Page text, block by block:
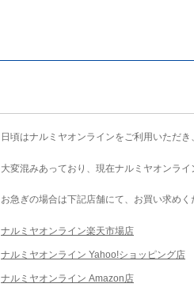
日頃はナルミヤオンラインをご利用いただき
大変混みあっており、現在ナルミヤオンラ
お急ぎの場合は下記店舗にて、お買い求めく
ナルミヤオンライン楽天市場店
ナルミヤオンライン Yahoo!ショッピング店
ナルミヤオンライン Amazon店